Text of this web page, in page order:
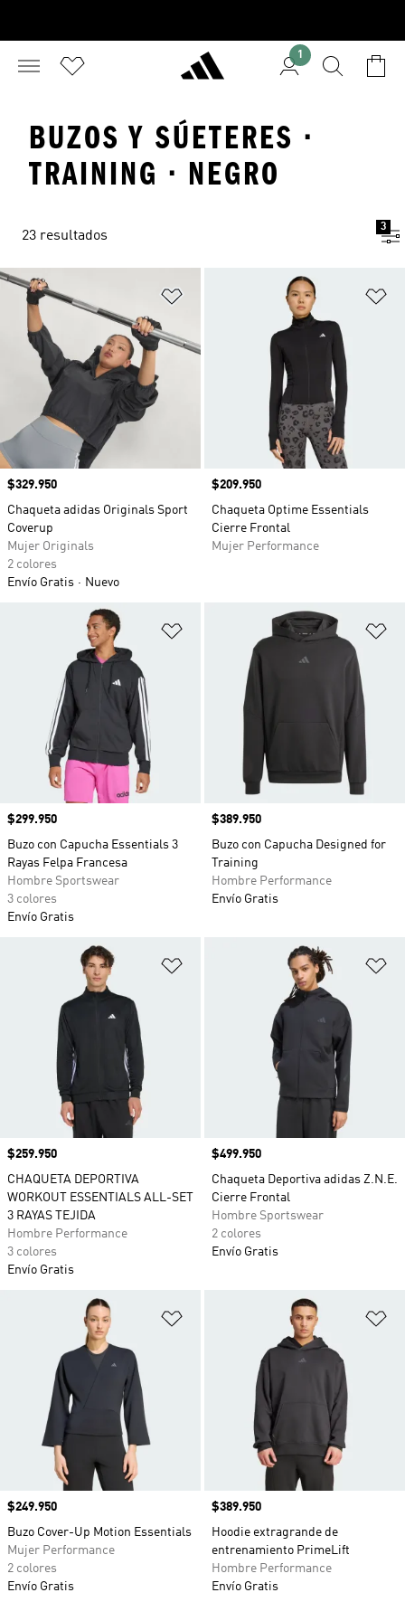
1
BUZOS Y SÚETERES ·
TRAINING · NEGRO
23 resultados
3
Añadir a la lista de deseos
Precio
$329.950
Chaqueta adidas Originals Sport
Coverup
Mujer Originals
2 colores
Envío Gratis
Nuevo
Precio
$209.950
Chaqueta Optime Essentials
Cierre Frontal
Mujer Performance
Añadir a la lista de deseos
Precio
$299.950
Buzo con Capucha Essentials 3
Rayas Felpa Francesa
Hombre Sportswear
3 colores
Envío Gratis
Precio
$389.950
Buzo con Capucha Designed for
Training
Hombre Performance
Envío Gratis
Añadir a la lista de deseos
Precio
$259.950
CHAQUETA DEPORTIVA
WORKOUT ESSENTIALS ALL-SET
3 RAYAS TEJIDA
Hombre Performance
3 colores
Envío Gratis
Precio
$499.950
Chaqueta Deportiva adidas Z.N.E.
Cierre Frontal
Hombre Sportswear
2 colores
Envío Gratis
Añadir a la lista de deseos
Precio
$249.950
Buzo Cover-Up Motion Essentials
Mujer Performance
2 colores
Envío Gratis
Precio
$389.950
Hoodie extragrande de
entrenamiento PrimeLift
Hombre Performance
Envío Gratis